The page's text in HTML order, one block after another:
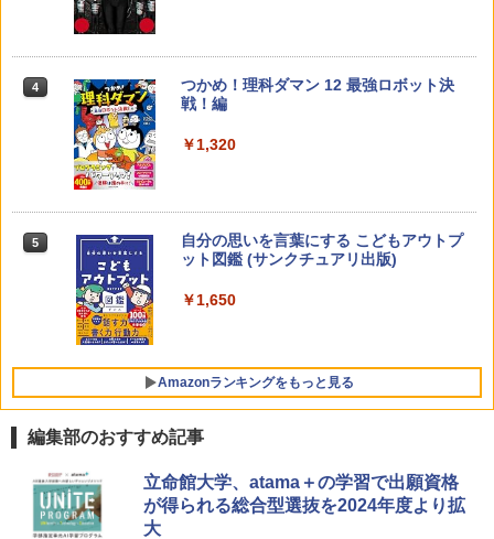
4 子どもが変わる魔法の言葉
￥2,200
5
ゼロからわかる！ みるみる図形に強く
なるマンガ
￥1,430
￥4,046
くもん出版(KUMON PUBLISHING) ロジ
￥2,127
ンツが1年間使い放題
￥26,980
4
つかめ！理科ダマン 12 最強ロボット決
戦！編
￥1,320
5
自分の思いを言葉にする こどもアウトプ
ット図鑑 (サンクチュアリ出版)
￥1,650
Amazonランキングをもっと見る
1
ThinkFun ボードゲーム 「サーキット・
メイズ」 配線回路をプログラミングする
日本語説明書付 8歳~ 76341 誕生日 クリ
編集部のおすすめ記事
立命館大学、atama＋の学習で出願資格
が得られる総合型選抜を2024年度より拡
大